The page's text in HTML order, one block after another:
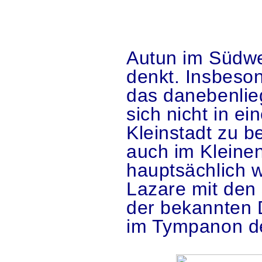
Autun im
denkt.
das
sich nicht in
Kleinstadt zu
auch im
hauptsächlich
Lazare mit
der bekannten
im Tympanon